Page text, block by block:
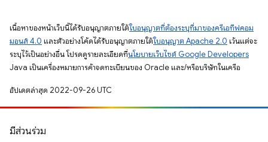
เนื้อหาของหน้าเว็บนี้ได้รับอนุญาตภายใต้ใบอนุญาตที่ต้องระบุที่มาของครีเอทีฟคอม
มอนส์ 4.0 และตัวอย่างโค้ดได้รับอนุญาตภายใต้ใบอนุญาต Apache 2.0 เว้นแต่จะ
ระบุไว้เป็นอย่างอื่น โปรดดูรายละเอียดที่นโยบายเว็บไซต์ Google Developers
Java เป็นเครื่องหมายการค้าจดทะเบียนของ Oracle และ/หรือบริษัทในเครือ
อัปเดตล่าสุด 2022-09-26 UTC
มีส่วนร่วม